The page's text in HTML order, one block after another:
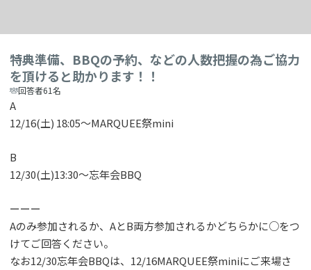
特典準備、BBQの予約、などの人数把握の為ご協力
を頂けると助かります！！
回答者61名
A
12/16(土) 18:05〜MARQUEE祭mini
B
12/30(土)13:30〜忘年会BBQ
ーーー
Aのみ参加されるか、AとB両方参加されるかどちらかに○をつ
けてご回答ください。
なお12/30忘年会BBQは、12/16MARQUEE祭miniにご来場さ